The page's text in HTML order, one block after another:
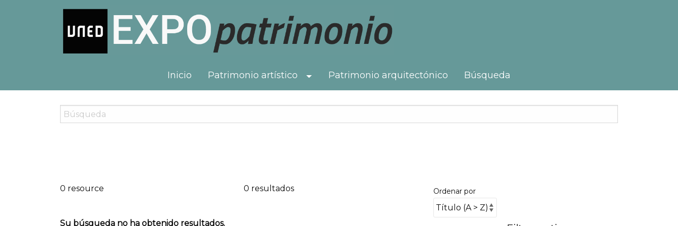
Inicio Patrimonio artístico Toggle Dropdown
Patrimonio arquitectónico Búsqueda
0 resource 0 resultados Ordenar por
Su búsqueda no ha obtenido resultados.